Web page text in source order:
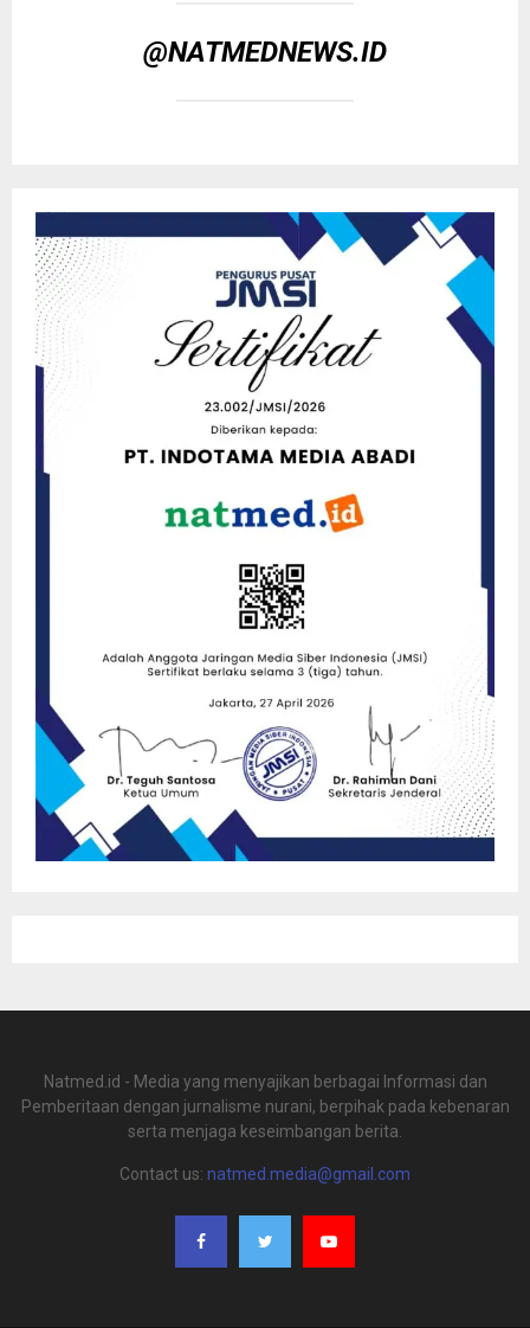
@NATMEDNEWS.ID
Natmed.id - Media yang menyajikan berbagai Informasi dan
Pemberitaan dengan jurnalisme nurani, berpihak pada kebenaran
serta menjaga keseimbangan berita.
Contact us: natmed.media@gmail.com